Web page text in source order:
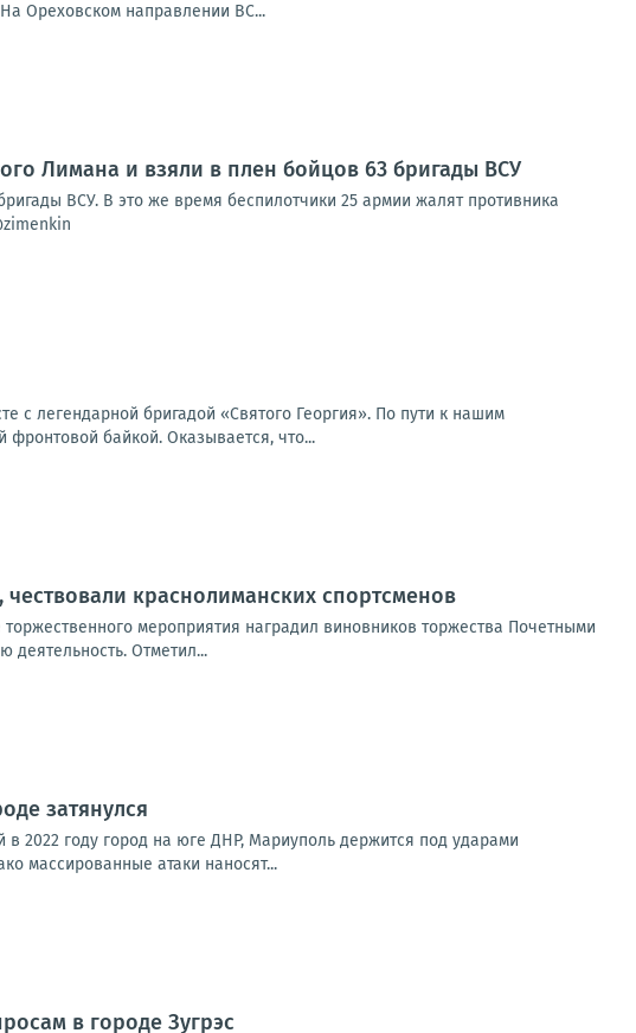
Ореховском направлении ВС...
Лимана и взяли в плен бойцов 63 бригады ВСУ
ВСУ. В это же время беспилотчики 25 армии жалят противника
легендарной бригадой «Святого Георгия». По пути к нашим
байкой. Оказывается, что...
краснолиманских спортсменов
мероприятия наградил виновников торжества Почетными
деятельность. Отметил...
затянулся
2022 году город на юге ДНР, Мариуполь держится под ударами
массированные атаки наносят...
в городе Зугрэс